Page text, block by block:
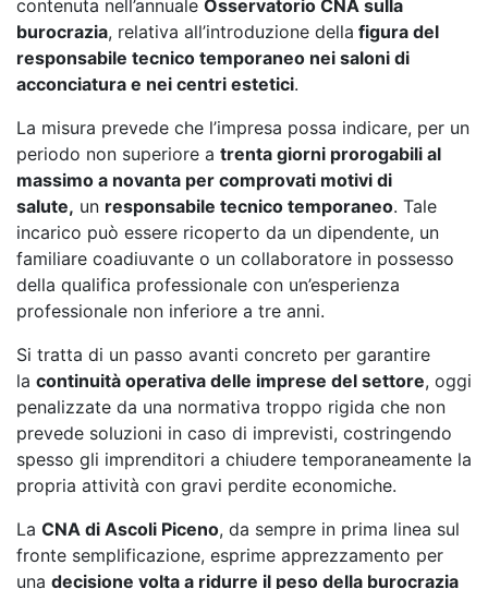
contenuta nell’annuale Osservatorio CNA sulla
burocrazia, relativa all’introduzione della figura del
responsabile tecnico temporaneo nei saloni di
acconciatura e nei centri estetici.
La misura prevede che l’impresa possa indicare, per un
periodo non superiore a trenta giorni prorogabili al
massimo a novanta per comprovati motivi di
salute, un responsabile tecnico temporaneo. Tale
incarico può essere ricoperto da un dipendente, un
familiare coadiuvante o un collaboratore in possesso
della qualifica professionale con un’esperienza
professionale non inferiore a tre anni.
Si tratta di un passo avanti concreto per garantire
la continuità operativa delle imprese del settore, oggi
penalizzate da una normativa troppo rigida che non
prevede soluzioni in caso di imprevisti, costringendo
spesso gli imprenditori a chiudere temporaneamente la
propria attività con gravi perdite economiche.
La CNA di Ascoli Piceno, da sempre in prima linea sul
fronte semplificazione, esprime apprezzamento per
una decisione volta a ridurre il peso della burocrazia